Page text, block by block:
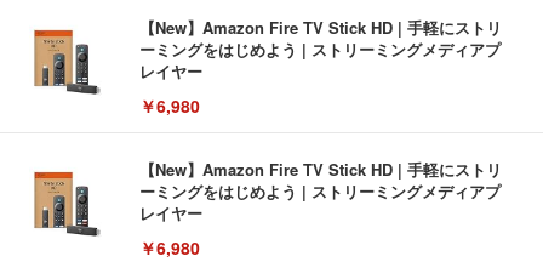
【New】Amazon Fire TV Stick HD | 手軽にストリ
ーミングをはじめよう | ストリーミングメディアプ
レイヤー
￥6,980
【New】Amazon Fire TV Stick HD | 手軽にストリ
ーミングをはじめよう | ストリーミングメディアプ
レイヤー
￥6,980